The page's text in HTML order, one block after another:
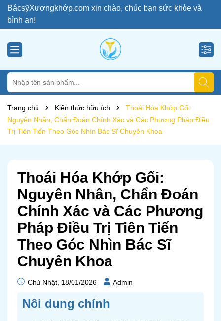
BácsỹXươngkhớp.com xin chào, chúc bạn sức khỏe và
bình an!
Trang chủ Kiến thức hữu ích
Thoái Hóa Khớp Gối:
Nguyên Nhân, Chẩn Đoán Chính Xác và Các Phương Pháp Điều
Trị Tiên Tiến Theo Góc Nhìn Bác Sĩ Chuyên Khoa
Thoái Hóa Khớp Gối:
Nguyên Nhân, Chẩn Đoán
Chính Xác và Các Phương
Pháp Điều Trị Tiên Tiến
Theo Góc Nhìn Bác Sĩ
Chuyên Khoa
Chủ Nhật, 18/01/2026 Admin
Nôi dung chính